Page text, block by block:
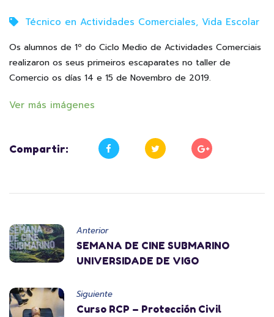
Técnico en Actividades Comerciales, Vida Escolar
Os alumnos de 1º do Ciclo Medio de Actividades Comerciais
realizaron os seus primeiros escaparates no taller de
Comercio os días 14 e 15 de Novembro de 2019.
Ver más imágenes
Compartir:
Anterior
SEMANA DE CINE SUBMARINO
UNIVERSIDADE DE VIGO
Siguiente
Curso RCP – Protección Civil